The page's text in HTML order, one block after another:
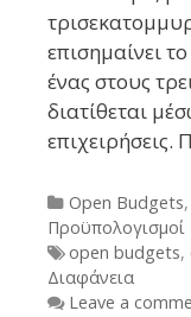
επισημαίνει
ένας στους
διατίθεται
επιχειρήσεις.
Categories
Open Budgets,
Προϋπολογισμοί
Tags
open budgets,
Διαφάνεια
Leave a